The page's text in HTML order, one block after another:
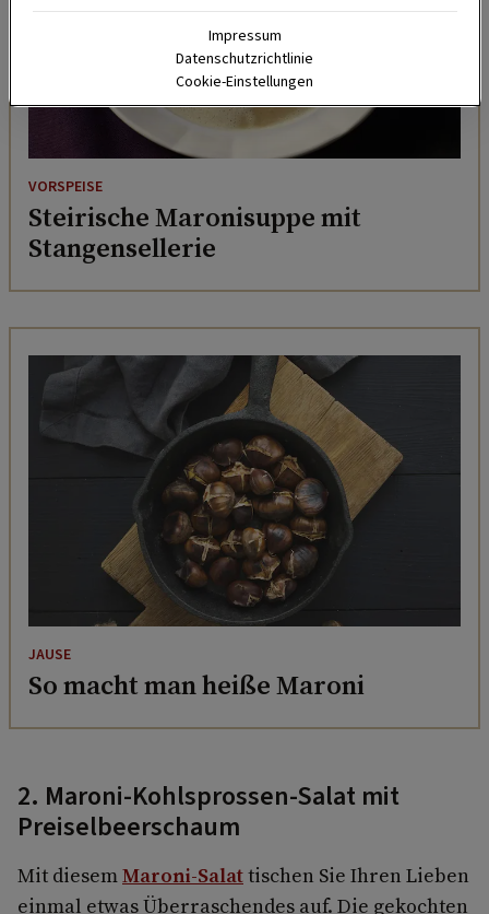
VORSPEISE
Steirische Maronisuppe mit
Stangensellerie
JAUSE
So macht man heiße Maroni
2. Maroni-Kohlsprossen-Salat mit
Preiselbeerschaum
Mit diesemMaroni-Salattischen Sie Ihren Lieben
einmal etwas Überraschendes auf. Die gekochten
Impressum
Datenschutzrichtlinie
Cookie-Einstellungen